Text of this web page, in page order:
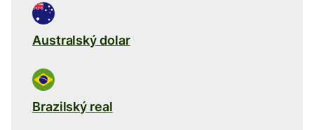
Australský dolar
Brazilský real